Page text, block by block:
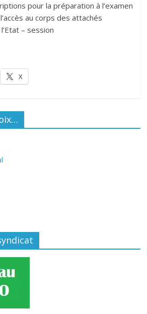
pour la préparation à l’examen
au corps des attachés
– session
X